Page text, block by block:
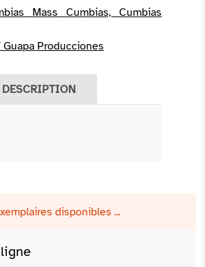
Mass Cumbias, Cumbias
Guapa Producciones
DESCRIPTION
disponibles ...